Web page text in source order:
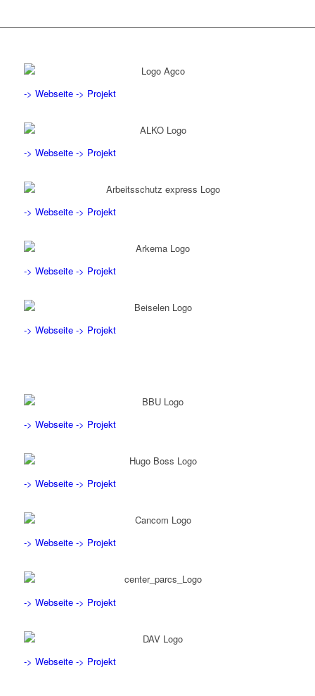
-> Webseite -> Projekt
-> Webseite -> Projekt
-> Webseite -> Projekt
-> Webseite -> Projekt
-> Webseite -> Projekt
-> Webseite -> Projekt
-> Webseite -> Projekt
-> Webseite -> Projekt
-> Webseite -> Projekt
-> Webseite -> Projekt